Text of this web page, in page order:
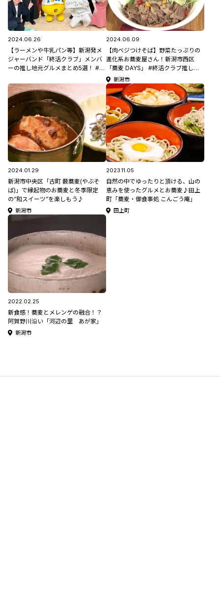
2024.06.26
【ラーメンや牛乳パン等】新潟発メ
ジャーバンド「終活クラブ」メンバ
ーの推し地元グルメまとめ5選！ #終
2024.06.09
【肉ベジつけそば】野菜たっぷりの
進化系お蕎麦屋さん！新潟市西区
「蕎麦 DAYS」 #終活クラブ推しグ
ルメ新潟市
2024.01.29
新潟市中央区「古町 薮蕎麦(やぶそ
ば)」で縁起物のお蕎麦と冬季限定
の“和スイーツ”を楽しもう♪
新潟市
2023.11.05
自然の中でゆったりと頂ける、山の
恵みを使ったグルメとお蕎麦♪田上
町「蕎麦・御食事処 こんごう庵」
田上町
2022.02.25
新食感！蕎麦とメレンゲの融合！？
阿賀野川沿い「河辺の里 あが家」
新潟市